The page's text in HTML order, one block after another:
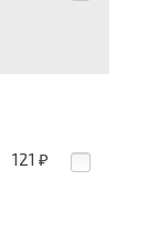
121 ₽